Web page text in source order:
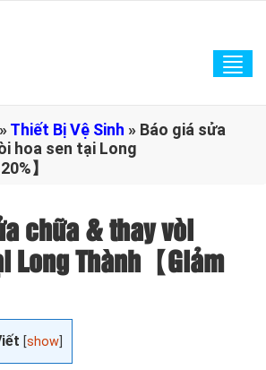
»Thiết Bị Vệ Sinh » Báo giá sửa
hoa sen tại Long
】
chữa & thay vòi
Long Thành【Giảm
[show